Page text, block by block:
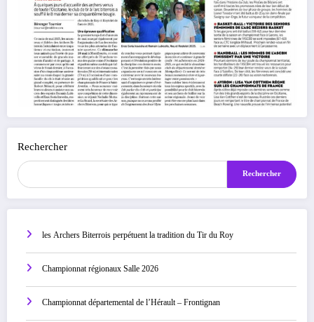
Rechercher
Rechercher
les Archers Biterrois perpétuent la tradition du Tir du Roy
Championnat régionaux Salle 2026
Championnat départemental de l’Hérault – Frontignan